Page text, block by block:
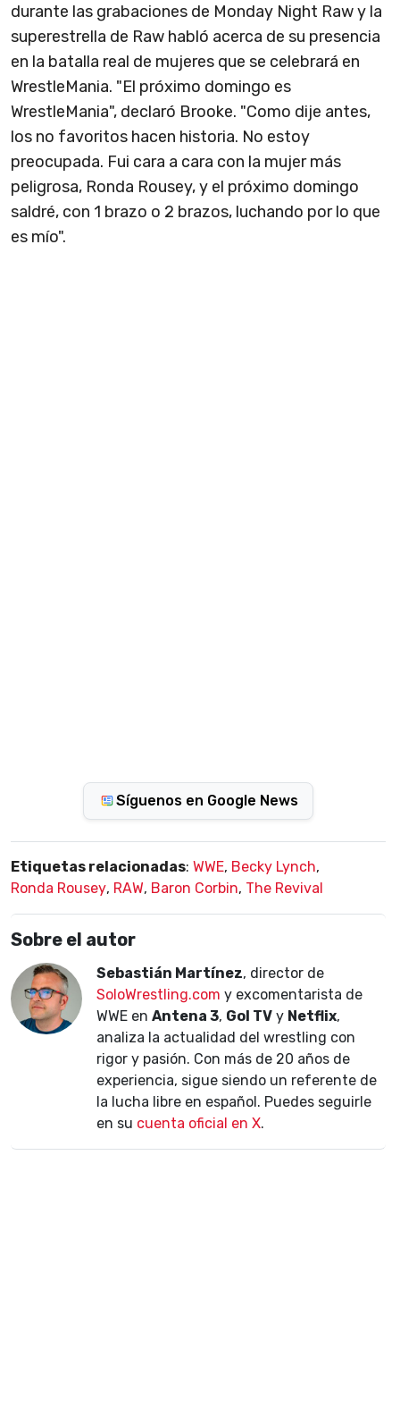
durante las grabaciones de Monday Night Raw y la
superestrella de Raw habló acerca de su presencia
en la batalla real de mujeres que se celebrará en
WrestleMania. "El próximo domingo es
WrestleMania", declaró Brooke. "Como dije antes,
los no favoritos hacen historia. No estoy
preocupada. Fui cara a cara con la mujer más
peligrosa, Ronda Rousey, y el próximo domingo
saldré, con 1 brazo o 2 brazos, luchando por lo que
es mío".
Síguenos en Google News
Etiquetas relacionadas: WWE, Becky Lynch,
Ronda Rousey, RAW, Baron Corbin, The Revival
Sobre el autor
Sebastián Martínez, director de
SoloWrestling.com y excomentarista de
WWE en Antena 3, Gol TV y Netflix,
analiza la actualidad del wrestling con
rigor y pasión. Con más de 20 años de
experiencia, sigue siendo un referente de
la lucha libre en español. Puedes seguirle
en su cuenta oficial en X.